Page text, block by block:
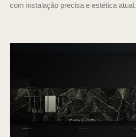
com instalação precisa e estética atual.